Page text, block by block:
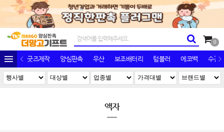
0
굿즈제작 양심판촉 우산 보조배터리 텀블러 에코백 수건/
액자